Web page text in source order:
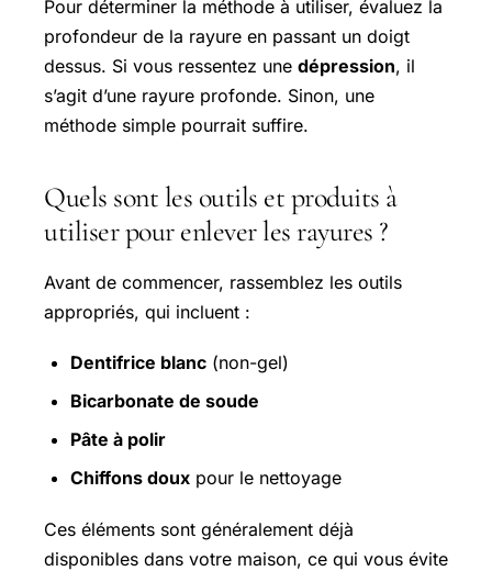
Pour déterminer la méthode à utiliser, évaluez la
profondeur de la rayure en passant un doigt
dessus. Si vous ressentez une dépression, il
s’agit d’une rayure profonde. Sinon, une
méthode simple pourrait suffire.
Quels sont les outils et produits à
utiliser pour enlever les rayures ?
Avant de commencer, rassemblez les outils
appropriés, qui incluent :
Dentifrice blanc (non-gel)
Bicarbonate de soude
Pâte à polir
Chiffons doux pour le nettoyage
Ces éléments sont généralement déjà
disponibles dans votre maison, ce qui vous évite